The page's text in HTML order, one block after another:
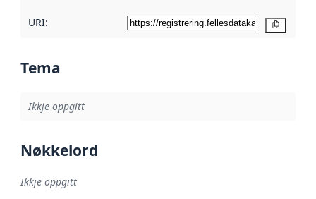
URI:
Tema
Ikkje oppgitt
Nøkkelord
Ikkje oppgitt